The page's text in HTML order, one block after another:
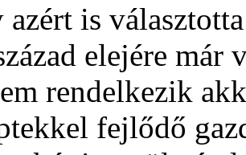
is
elejére
rendelkezik
fejlődő